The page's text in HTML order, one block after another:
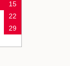
15
22
29